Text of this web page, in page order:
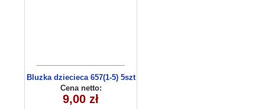
Bluzka dziecieca 657(1-5) 5szt
Cena netto:
9,00 zł